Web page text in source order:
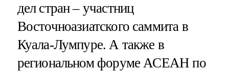
дел стран – участниц
Восточноазиатского саммита в
Куала-Лумпуре. А также в
региональном форуме АСЕАН по